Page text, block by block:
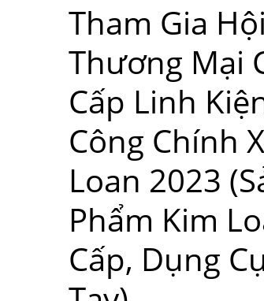
Tham Gia
Thương Mại
Cấp Linh
Công Chính
Loan 2023
Phẩm Kim
Cấp, Dụng